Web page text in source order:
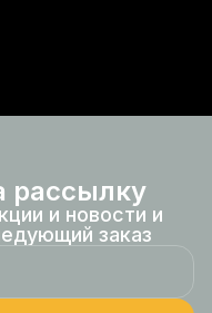
рассылку
и новости и
заказ